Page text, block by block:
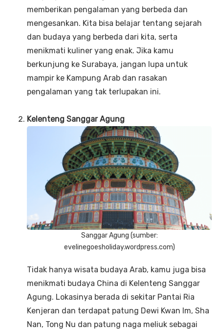
memberikan pengalaman yang berbeda dan
mengesankan. Kita bisa belajar tentang sejarah
dan budaya yang berbeda dari kita, serta
menikmati kuliner yang enak. Jika kamu
berkunjung ke Surabaya, jangan lupa untuk
mampir ke Kampung Arab dan rasakan
pengalaman yang tak terlupakan ini.
Kelenteng Sanggar Agung
Sanggar Agung (sumber:
evelinegoesholiday.wordpress.com)
Tidak hanya wisata budaya Arab, kamu juga bisa
menikmati budaya China di Kelenteng Sanggar
Agung. Lokasinya berada di sekitar Pantai Ria
Kenjeran dan terdapat patung Dewi Kwan Im, Sha
Nan, Tong Nu dan patung naga meliuk sebagai